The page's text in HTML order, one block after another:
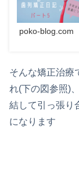
poko-blog.com
そんな矯正治療
れ(下の図参照)
結して引っ張り
になります